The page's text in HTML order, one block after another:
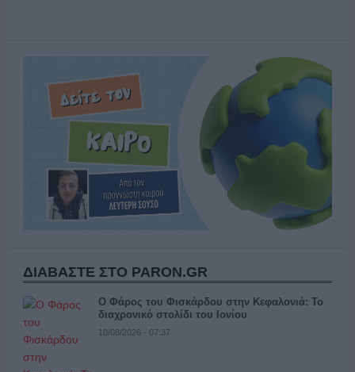
ΔΙΑΒΑΣΤΕ ΣΤΟ PARON.GR
Ο Φάρος του Φισκάρδου στην Κεφαλονιά: Το
διαχρονικό στολίδι του Ιονίου
10/08/2026 - 07:37